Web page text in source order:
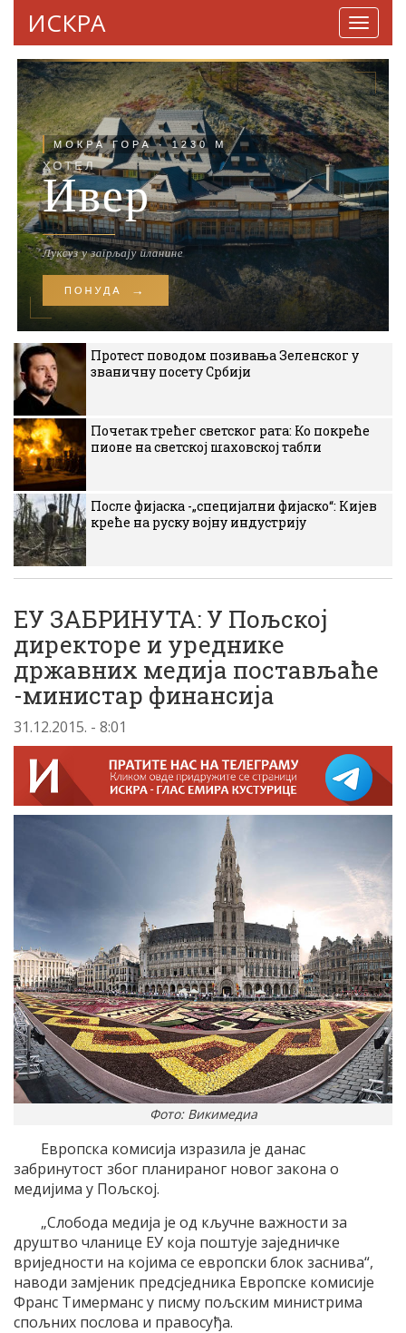
ИСКРА
Протест поводом позивања Зеленског у
званичну посету Србији
Почетак трећег светског рата: Ко покреће
пионе на светској шаховској табли
После фијаска -„специјални фијаско“: Кијев
креће на руску војну индустрију
ЕУ ЗАБРИНУТА: У Пољској
директоре и уреднике
државних медија постављаће
-министар финансија
31.12.2015. - 8:01
Фото: Викимедиа
Европска комисија изразила је данас
забринутост због планираног новог закона о
медијима у Пољској.
„Слобода медија је од кључне важности за
друштво чланице ЕУ која поштује заједничке
вриједности на којима се европски блок заснива“,
наводи замјеник предсједника Европске комисије
Франс Тимерманс у писму пољским министрима
спољних послова и правосуђа.